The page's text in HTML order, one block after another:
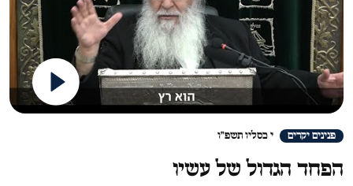
>
י כסליו תשפ"ו פנינים יקרים
הפחד הגדול של עשיו